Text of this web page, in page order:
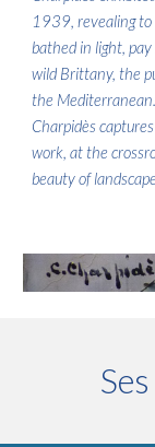
1939, revealing to
bathed in light,
wild Brittany, the
the
Charpidès
work, at the
beauty of